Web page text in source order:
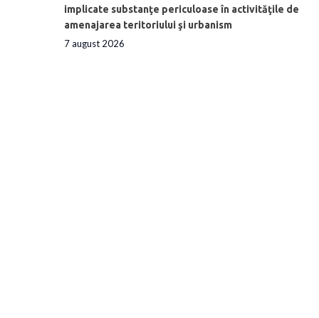
implicate substanţe periculoase în activităţile de
amenajarea teritoriului şi urbanism
7 august 2026